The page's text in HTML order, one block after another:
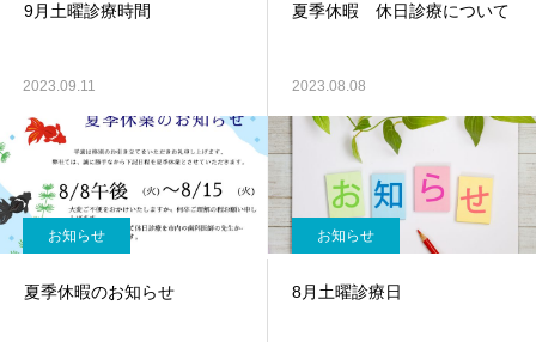
9月土曜診療時間
2023.09.11
夏季休暇 休日診療について
2023.08.08
お知らせ
夏季休暇のお知らせ
お知らせ
8月土曜診療日